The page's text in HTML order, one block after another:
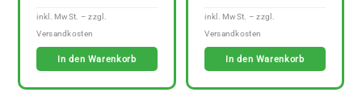
In den Warenkorb In den Warenkorb